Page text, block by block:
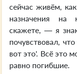
сейчас живём,
назначения
скажете, — я
почувствовал,
вот это'. Всё это
равно погибшие.